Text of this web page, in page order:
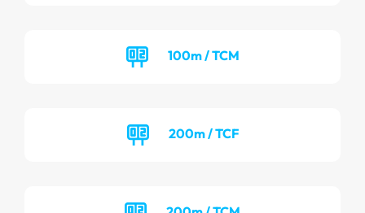
100m / TCM
200m / TCF